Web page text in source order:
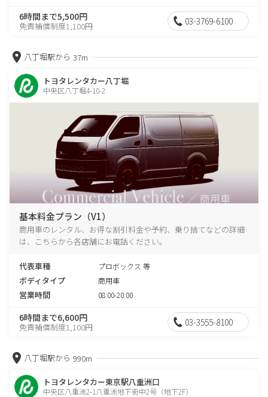
6時間まで5,500円
免責補償制度1,100円 03-3769-6100
八丁堀駅から 37m
トヨタレンタカー八丁堀
中央区八丁堀4-10-2
基本料金プラン（V1）
商用車のレンタル、お得な割引料金や予約、乗り捨てなどの詳細
は、こちらから各店舗にお電話ください。
代表車種 プロボックス 等
ボディタイプ 商用車
営業時間 08:00-20:00
6時間まで6,600円
免責補償制度1,100円 03-3555-8100
八丁堀駅から 990m
トヨタレンタカー東京駅八重洲口
中央区八重洲2-1八重洲地下街中2号（地下2F）